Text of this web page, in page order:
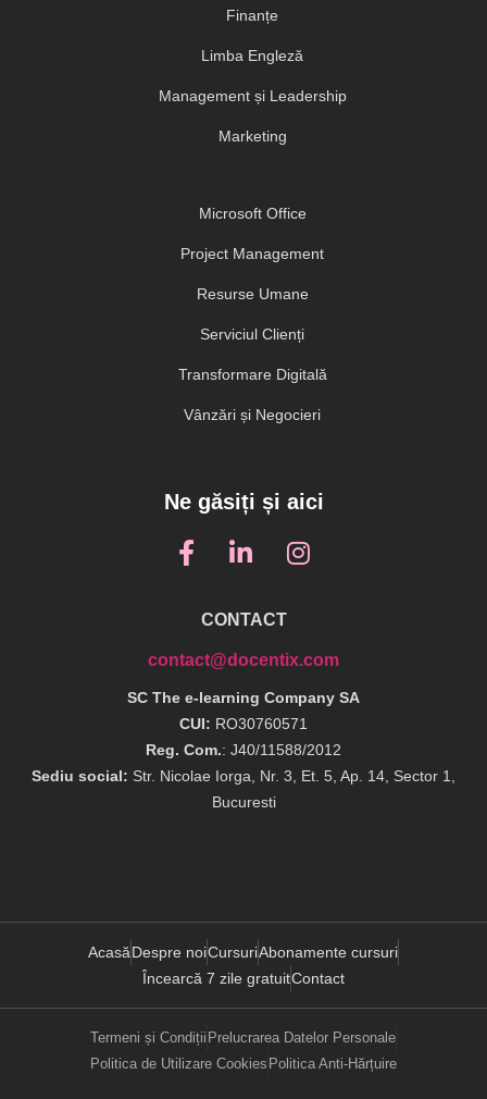
Finanțe
Limba Engleză
Management și Leadership
Marketing
Microsoft Office
Project Management
Resurse Umane
Serviciul Clienți
Transformare Digitală
Vânzări și Negocieri
Ne găsiți și aici
CONTACT
contact@docentix.com
SC The e-learning Company SA
CUI: RO30760571
Reg. Com.: J40/11588/2012
Sediu social: Str. Nicolae Iorga, Nr. 3, Et. 5, Ap. 14, Sector 1,
Bucuresti
AcasăDespre noiCursuriAbonamente cursuri
Încearcă 7 zile gratuitContact
Termeni și Condiții Prelucrarea Datelor Personale
Politica de Utilizare Cookies Politica Anti-Hărțuire